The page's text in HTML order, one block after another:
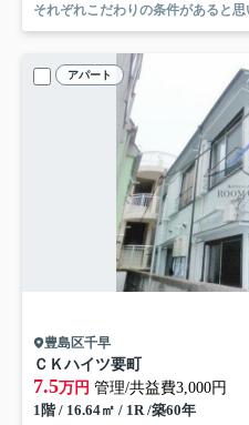
それぞれこだわりの条件があると
アパート
豊島区千早
ＣＫハイツ要町
7.5万円 管理/共益費3,000円
1階 / 16.64㎡ / 1R /築60年